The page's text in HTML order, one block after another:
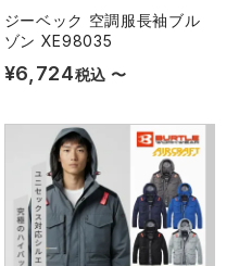
品
品
セロリー 大阪支店
イーブンリバー
東洋物産工業
ジーベック 空調服長袖ブル
ゾン XE98035
¥6,724税込 〜